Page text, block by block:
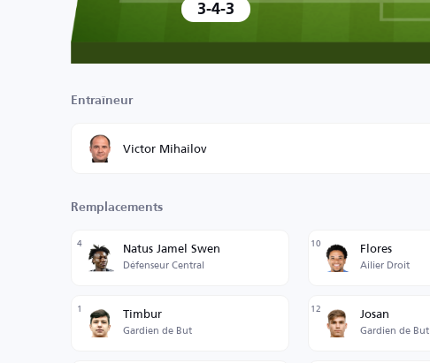
3-4-3
Entraîneur
Victor Mihailov
Remplacements
4 Natus Jamel Swen
Défenseur Central
10 Flores
Ailier Droit
1 Timbur
Gardien de But
12 Josan
Gardien de But